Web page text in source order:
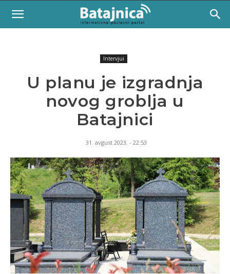
Intervjui
U planu je izgradnja
novog groblja u
Batajnici
31. avgust 2023. - 22:53